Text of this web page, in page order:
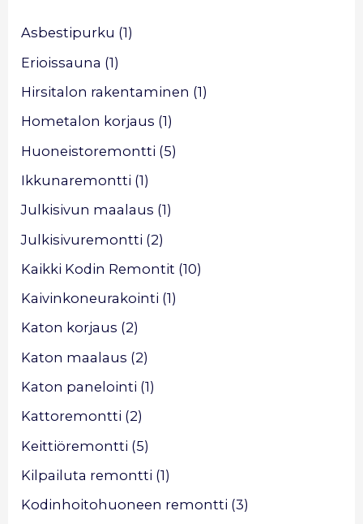
f
o
r
Asbestipurku (1)
Erioissauna (1)
Hirsitalon rakentaminen (1)
Hometalon korjaus (1)
Huoneistoremontti (5)
Ikkunaremontti (1)
Julkisivun maalaus (1)
Julkisivuremontti (2)
Kaikki Kodin Remontit (10)
Kaivinkoneurakointi (1)
Katon korjaus (2)
Katon maalaus (2)
Katon panelointi (1)
Kattoremontti (2)
Keittiöremontti (5)
Kilpailuta remontti (1)
Kodinhoitohuoneen remontti (3)